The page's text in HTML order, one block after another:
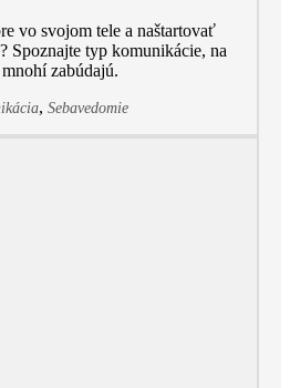
vo svojom tele a naštartovať
Spoznajte typ komunikácie, na
zabúdajú.
, Sebavedomie